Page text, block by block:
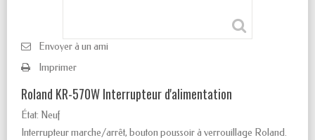
Envoyer à un ami
Imprimer
Roland KR-570W Interrupteur d'alimentation
État: Neuf
Interrupteur marche/arrêt, bouton poussoir à verrouillage Roland.